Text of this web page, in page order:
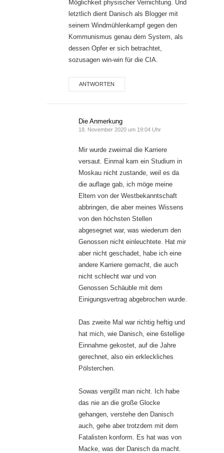
Möglichkeit physischer Vernichtung. Und
letztlich dient Danisch als Blogger mit
seinem Windmühlenkampf gegen den
Kommunismus genau dem System, als
dessen Opfer er sich betrachtet,
sozusagen win-win für die CIA.
ANTWORTEN
Die Anmerkung
18. November 2020 um 19:04 Uhr
Mir wurde zweimal die Karriere
versaut. Einmal kam ein Studium in
Moskau nicht zustande, weil es da
die auflage gab, ich möge meine
Eltern von der Westbekanntschaft
abbringen, die aber meines Wissens
von den höchsten Stellen
abgesegnet war, was wiederum den
Genossen nicht einleuchtete. Hat mir
aber nicht geschadet, habe ich eine
andere Karriere gemacht, die auch
nicht schlecht war und von
Genossen Schäuble mit dem
Einigungsvertrag abgebrochen wurde.
Das zweite Mal war richtig heftig und
hat mich, wie Danisch, eine 6stellige
Einnahme gekostet, auf die Jahre
gerechnet, also ein erkleckliches
Pölsterchen.
Sowas vergißt man nicht. Ich habe
das nie an die große Glocke
gehangen, verstehe den Danisch
auch, gehe aber trotzdem mit dem
Fatalisten konform. Es hat was von
Macke, was der Danisch da macht.